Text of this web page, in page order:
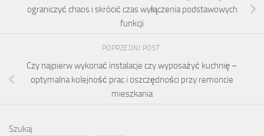
ograniczyć chaos i skrócić czas wyłączenia podstawowych
funkcji
POPRZEDNI POST
Czy najpierw wykonać instalacje czy wyposażyć kuchnię –
optymalna kolejność prac i oszczędności przy remoncie
mieszkania
Szukaj